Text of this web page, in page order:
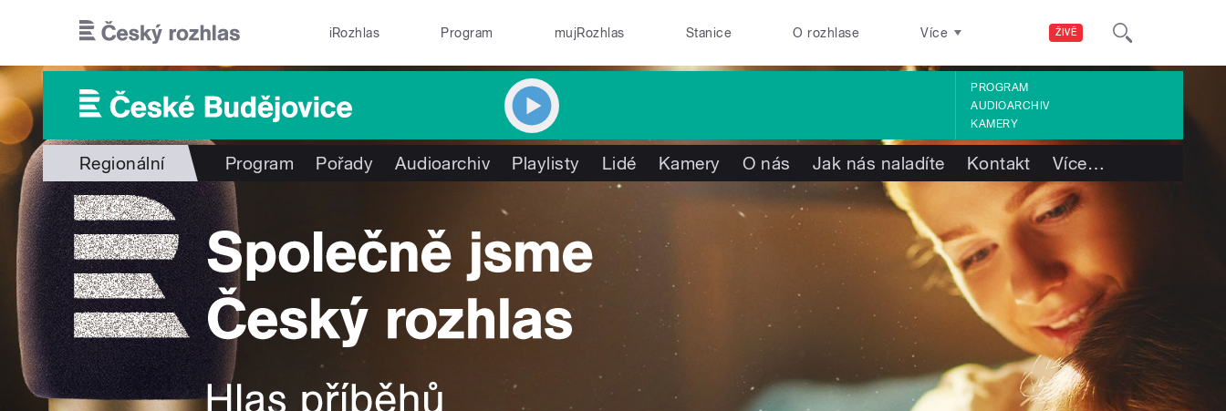
ŽIVĚ
iRozhlas Program mujRozhlas Stanice O rozhlase Více
PROGRAM
AUDIOARCHIV
KAMERY
Regionální Program Pořady Audioarchiv Playlisty Lidé Kamery O nás Jak nás naladíte Kontakt Více…